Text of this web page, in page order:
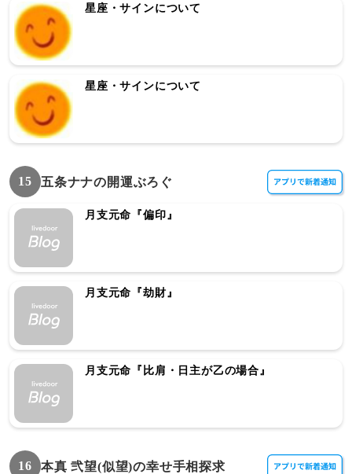
星座・サインについて
星座・サインについて
15 五条ナナの開運ぶろぐ
月支元命『偏印』
月支元命『劫財』
月支元命『比肩・日主が乙の場合』
16 本真 弐望(似望)の幸せ手相探求